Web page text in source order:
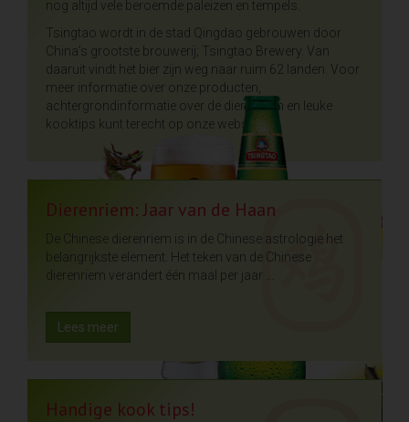
nog altijd vele beroemde paleizen en tempels.
Tsingtao wordt in de stad Qingdao gebrouwen door
China’s grootste brouwerij; Tsingtao Brewery. Van
daaruit vindt het bier zijn weg naar ruim 62 landen. Voor
meer informatie over onze producten,
achtergrondinformatie over de dierenriem en leuke
kooktips kunt terecht op onze website.
Dierenriem: Jaar van de Haan
De Chinese dierenriem is in de Chinese astrologie het
belangrijkste element. Het teken van de Chinese
dierenriem verandert één maal per jaar ...
Lees meer
Handige kook tips!